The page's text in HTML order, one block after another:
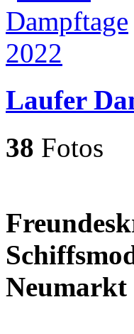
Laufer
38 Fotos
Neumarkt